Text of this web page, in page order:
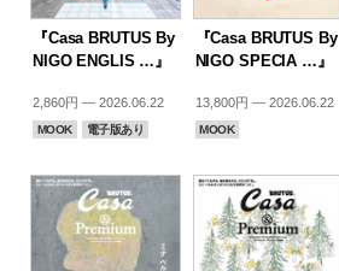
『Casa BRUTUS By
NIGO ENGLIS …』
2,860円 — 2026.06.22
MOOK 電子版あり
『Casa BRUTUS By
NIGO SPECIA …』
13,800円 — 2026.06.22
MOOK